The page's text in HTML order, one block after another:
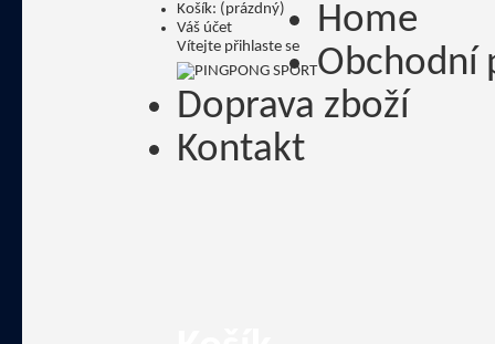
Košík: (prázdný)
Váš účet
Vítejte přihlaste se
Home
Obchodní
Doprava zboží
Kontakt